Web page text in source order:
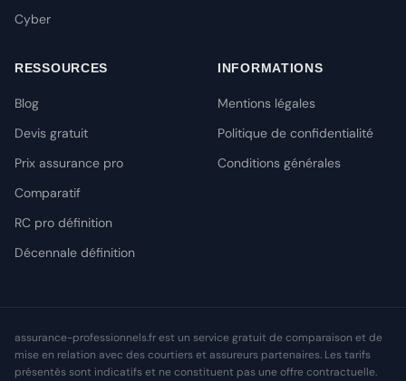
Cyber
RESSOURCES
Blog
Devis gratuit
Prix assurance pro
Comparatif
RC pro définition
Décennale définition
INFORMATIONS
Mentions légales
Politique de confidentialité
Conditions générales
assurance-professionnels.fr est un service gratuit de comparaison et de
mise en relation avec des courtiers et assureurs partenaires. Les tarifs
présentés sont indicatifs et ne constituent pas une offre contractuelle.